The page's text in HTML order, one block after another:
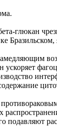
глюкан
ускоряет
подавляют